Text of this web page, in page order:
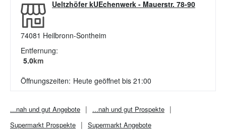
Ueltzhöfer kUEchenwerk - Mauerstr. 78-90
74081 Heilbronn-Sontheim
Entfernung:
5.0km
Öffnungszeiten: Heute geöffnet bis 21:00
...nah und gut Angebote ...nah und gut Prospekte
Supermarkt Prospekte Supermarkt Angebote